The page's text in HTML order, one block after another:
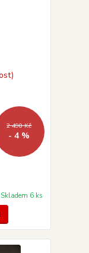
2 490 Kč
- 4 %
Skladem 6 ks